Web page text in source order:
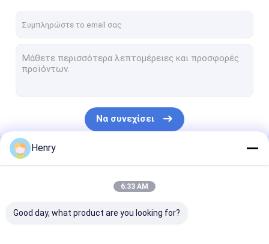
Να συνεχίσει
Οι Κατηγορίες Μας
Henry
6:33 AM
Good day, what product are you looking for?